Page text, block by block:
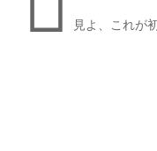
見よ、これが